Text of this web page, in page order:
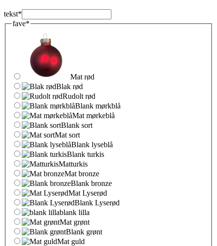
tekst*
fave*
Mat rød
Blak rød
Rudolt rød
Blank mørkblå
Mat mørkeblå
Blank sort
Mat sort
Blank lyseblå
Blank turkis
Matturkis
Mat bronze
Blank bronze
Mat Lyserød
Blank Lyserød
blank lilla
Mat grønt
Blank grønt
Mat guld